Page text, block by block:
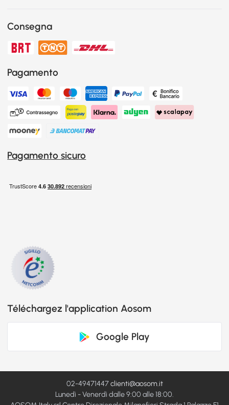
Consegna
Pagamento
Pagamento sicuro
Téléchargez l'application Aosom
Google Play
02-49471447clienti@aosom.it
Lunedì - Venerdì dalle 9:00 alle 18:00.